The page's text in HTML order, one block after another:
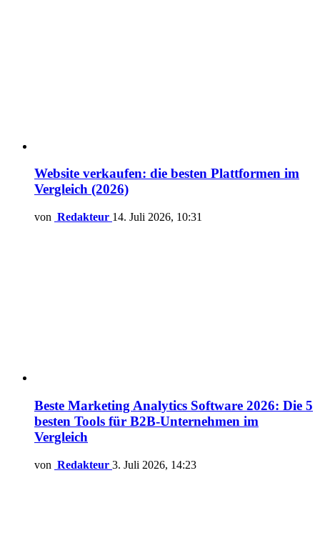
Website verkaufen: die besten Plattformen im
Vergleich (2026)
von Redakteur 14. Juli 2026, 10:31
Beste Marketing Analytics Software 2026: Die 5
besten Tools für B2B-Unternehmen im
Vergleich
von Redakteur 3. Juli 2026, 14:23